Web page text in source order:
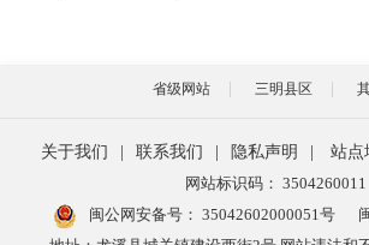
省级网站 三明县区
关于我们 联系我们 隐私声明 站点
网站标识码： 3504260011
闽公网安备号： 35042602000051号